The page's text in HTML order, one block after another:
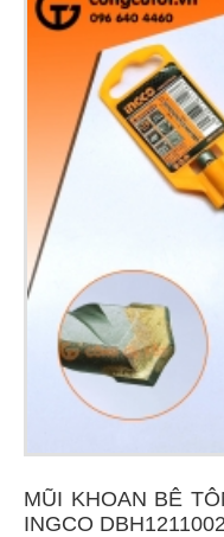
MŨI KHOAN BÊ
INGCO DBH1211002